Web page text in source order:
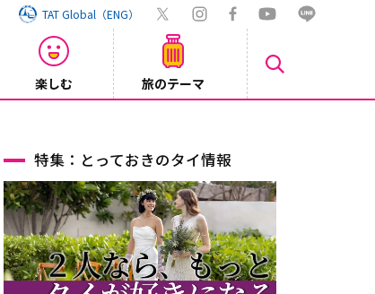
TAT Global（ENG）
楽しむ 旅のテーマ
特集：とっておきのタイ情報